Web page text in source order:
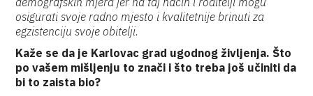
osigurati svoje radno mjesto i kvalitetnije brinuti za
egzistenciju svoje obitelji.
Kaže se da je Karlovac grad ugodnog življenja. Što
po vašem mišljenju to znači i što treba još učiniti da
bi to zaista bio?